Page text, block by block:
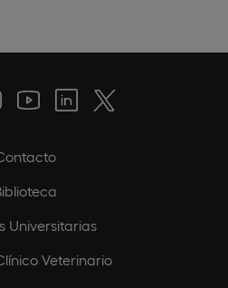
Universitarias
Veterinario